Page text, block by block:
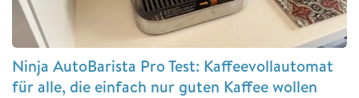
Ninja AutoBarista Pro Test: Kaffeevollautomat
für alle, die einfach nur guten Kaffee wollen